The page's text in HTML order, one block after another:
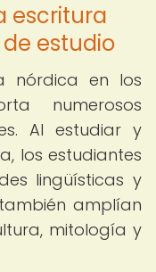
escritura
estudio
nórdica en los
numerosos
Al estudiar y
los estudiantes
lingüísticas y
amplían
mitología y